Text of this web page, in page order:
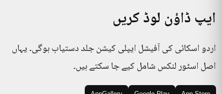
ایپ ڈاؤن لوڈ کریں
اردو اسکائی کی آفیشل ایپلی کیشن جلد دستیاب ہوگی۔ یہاں
اصل اسٹور لنکس شامل کیے جا سکتے ہیں۔